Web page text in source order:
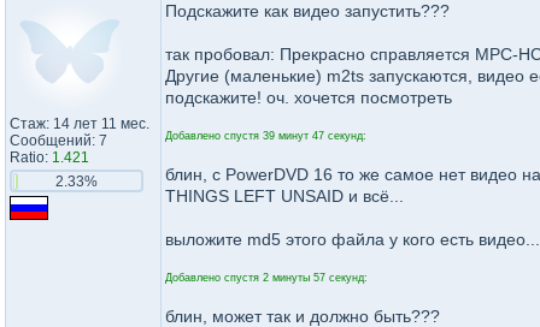
Стаж: 14 лет 11 мес.
Сообщений: 7
Ratio: 1.421
2.33%
Подскажите как видео запустить???
так пробовал: Прекрасно справляется MPC-
Другие (маленькие) m2ts запускаются, видео
подскажите! оч. хочется посмотреть
Добавлено спустя 39 минут 47 секунд:
блин, с PowerDVD 16 то же самое нет видео
THINGS LEFT UNSAID и всё...
выложите md5 этого файла у кого есть видео...
Добавлено спустя 2 минуты 57 секунд:
блин, может так и должно быть???